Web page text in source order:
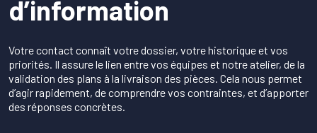
d’information
Votre contact connaît votre dossier, votre historique et vos
priorités. Il assure le lien entre vos équipes et notre atelier, de la
validation des plans à la livraison des pièces. Cela nous permet
d’agir rapidement, de comprendre vos contraintes, et d’apporter
des réponses concrètes.